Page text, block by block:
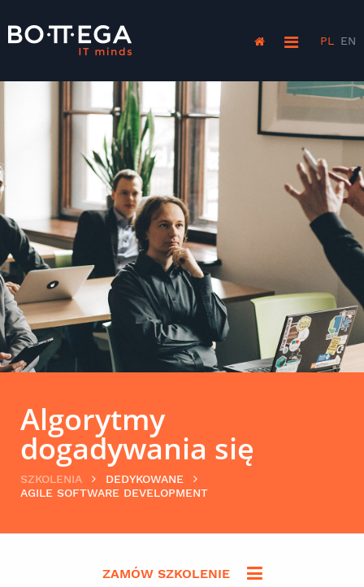
PL EN
Algorytmy
dogadywania się
SZKOLENIA
DEDYKOWANE
AGILE SOFTWARE DEVELOPMENT
ZAMÓW SZKOLENIE